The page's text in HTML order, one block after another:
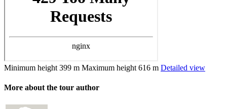
Minimum height 399 m Maximum height 616 m Detailed view
More about the tour author